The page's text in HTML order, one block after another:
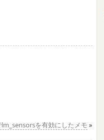
を有効にしたメモ »